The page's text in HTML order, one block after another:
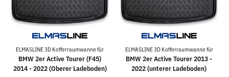
ELMASLINE 3D Kofferraumwanne für
BMW 2er Active Tourer (F45)
2014 - 2022 (Oberer Ladeboden)
ELMASLINE 3D Kofferraumwanne für
BMW 2er Active Tourer 2013 -
2022 (unterer Ladeboden)